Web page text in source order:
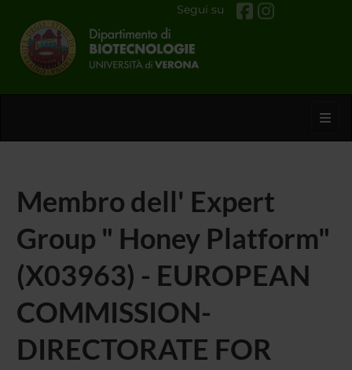
Segui su
Membro dell' Expert
Group " Honey Platform"
(X03963) - EUROPEAN
COMMISSION-
DIRECTORATE FOR